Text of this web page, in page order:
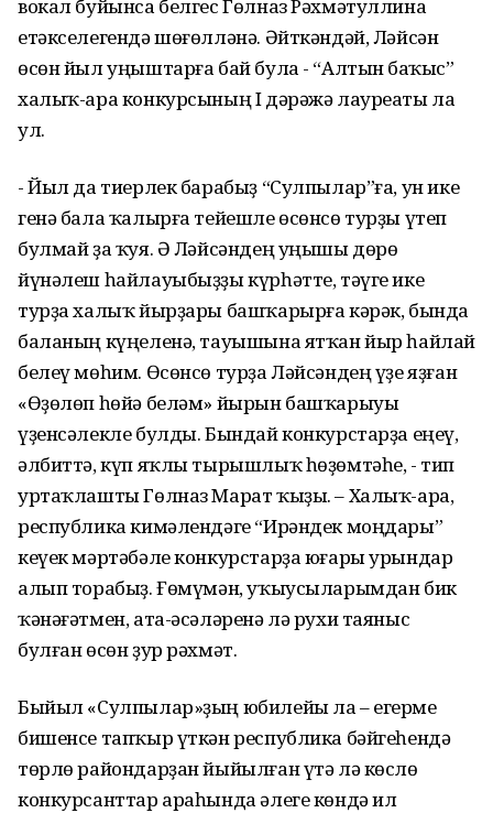
вокал буйынса белгес Гөлназ Рәхмәтуллина
етәкселегендә шөғөлләнә. Әйткәндәй, Ләйсән
өсөн йыл уңыштарға бай була - “Алтын баҫҡыс”
халыҡ-ара конкурсының I дәрәжә лауреаты ла
ул.
- Йыл да тиерлек барабыҙ “Сулпылар”ға, ун ике
генә бала ҡалырға тейешле өсөнсө турҙы үтеп
булмай ҙа ҡуя. Ә Ләйсәндең уңышы дөрөҫ
йүнәлеш һайлауыбыҙҙы күрһәтте, тәүге ике
турҙа халыҡ йырҙары башҡарырға кәрәк, бында
баланың күңеленә, тауышына ятҡан йыр һайлай
белеү мөһим. Өсөнсө турҙа Ләйсәндең үҙе яҙған
«Өҙөлөп һөйә беләм» йырын башҡарыуы
үҙенсәлекле булды. Бындай конкурстарҙа еңеү,
әлбиттә, күп яҡлы тырышлыҡ һөҙөмтәһе, - тип
уртаҡлашты Гөлназ Марат ҡыҙы. – Халыҡ-ара,
республика кимәлендәге “Ирәндек моңдары”
кеүек мәртәбәле конкурстарҙа юғары урындар
алып торабыҙ. Ғөмүмән, уҡыусыларымдан бик
ҡәнәғәтмен, ата-әсәләренә лә рухи таяныс
булған өсөн ҙур рәхмәт.
Быйыл «Сулпылар»ҙың юбилейы ла – егерме
бишенсе тапҡыр үткән республика бәйгеһендә
төрлө райондарҙан йыйылған үтә лә көслө
конкурсанттар араһында әлеге көндә ил